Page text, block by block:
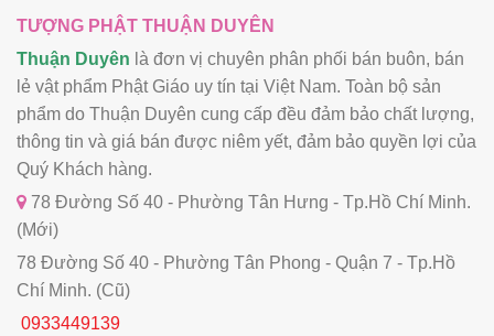
TƯỢNG PHẬT THUẬN DUYÊN
Thuận Duyên là đơn vị chuyên phân phối bán buôn, bán
lẻ vật phẩm Phật Giáo uy tín tại Việt Nam. Toàn bộ sản
phẩm do Thuận Duyên cung cấp đều đảm bảo chất lượng,
thông tin và giá bán được niêm yết, đảm bảo quyền lợi của
Quý Khách hàng.
78 Đường Số 40 - Phường Tân Hưng - Tp.Hồ Chí Minh.
(Mới)
78 Đường Số 40 - Phường Tân Phong - Quận 7 - Tp.Hồ
Chí Minh. (Cũ)
0933449139